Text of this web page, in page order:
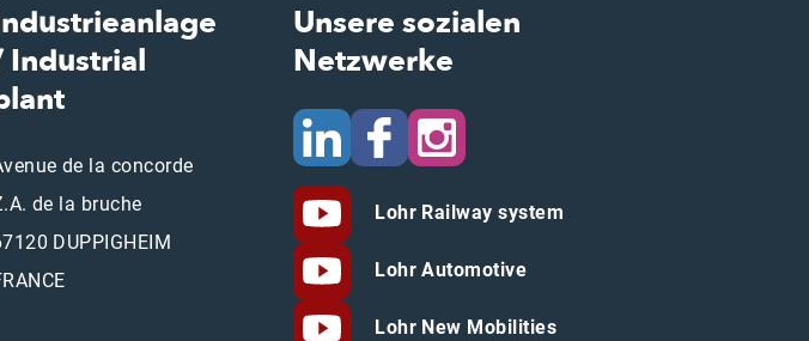
Industrial
de la concorde
de la bruche
DUPPIGHEIM
Unsere sozialen
Netzwerke
Lohr Railway system
Lohr Automotive
Lohr New Mobilities